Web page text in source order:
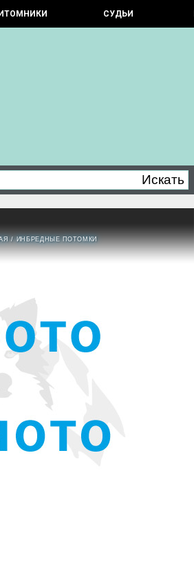
СУДЬИ
/ИНБРЕДНЫЕ ПОТОМКИ